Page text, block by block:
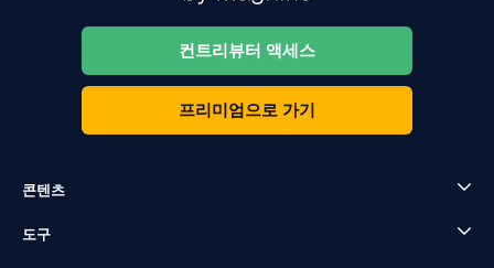
컨트리뷰터 액세스
프리미엄으로 가기
콘텐츠
도구